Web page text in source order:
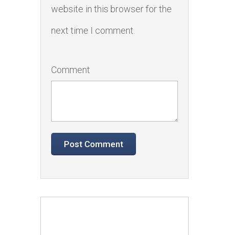
website in this browser for the
next time I comment.
Comment